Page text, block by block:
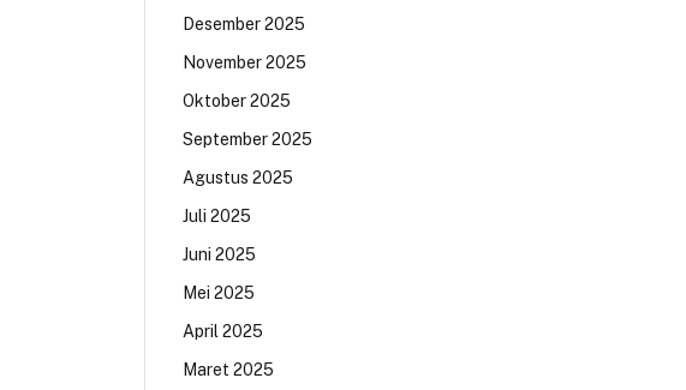
Desember 2025
November 2025
Oktober 2025
September 2025
Agustus 2025
Juli 2025
Juni 2025
Mei 2025
April 2025
Maret 2025